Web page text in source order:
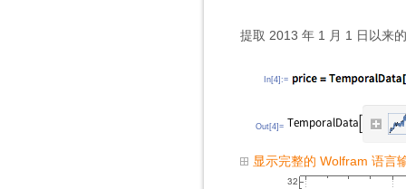
提取 2013 年 1 月 1 日以来
In[4]:=
Out[4]=
显示完整的 Wolfram 语言